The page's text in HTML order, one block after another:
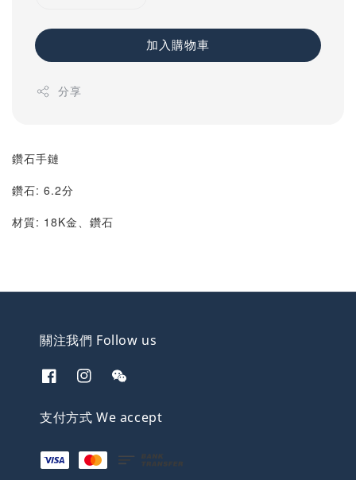
加入購物車
分享
鑽石手鏈
鑽石: 6.2分
材質: 18K金、鑽石
關注我們 Follow us
支付方式 We accept